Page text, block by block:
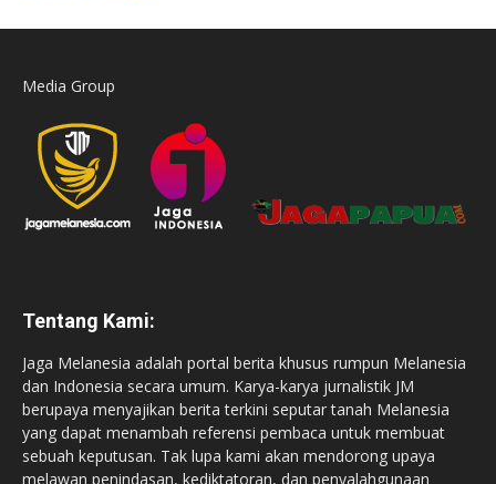
Media Group
Tentang Kami:
Jaga Melanesia adalah portal berita khusus rumpun Melanesia
dan Indonesia secara umum. Karya-karya jurnalistik JM
berupaya menyajikan berita terkini seputar tanah Melanesia
yang dapat menambah referensi pembaca untuk membuat
sebuah keputusan. Tak lupa kami akan mendorong upaya
melawan penindasan, kediktatoran, dan penyalahgunaan